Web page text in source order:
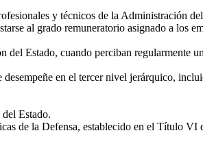
y técnicos de la Administración
al grado remuneratorio asignado a los
Estado, cuando perciban regularmente
en el tercer nivel jerárquico,
Estado.
de la Defensa, establecido en el Título